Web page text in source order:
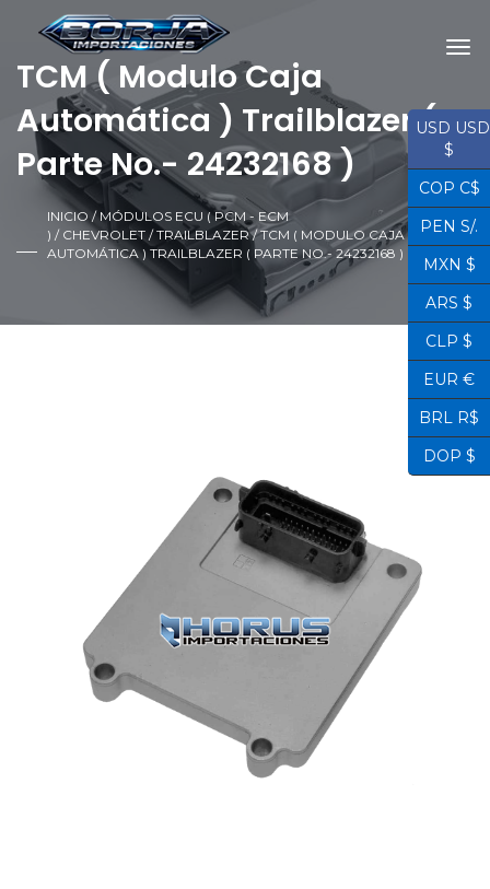
TCM ( Modulo Caja
Automática ) Trailblazer (
Parte No.- 24232168 )
INICIO /MÓDULOS ECU ( PCM - ECM
) / CHEVROLET /TRAILBLAZER/ TCM ( MODULO CAJA
AUTOMÁTICA ) TRAILBLAZER ( PARTE NO.- 24232168 )
USD USD
$
COP C$
PEN S/.
MXN $
ARS $
CLP $
EUR €
BRL R$
DOP $